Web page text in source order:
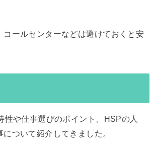
コールセンターなどは避けておくと安
性や仕事選びのポイント、HSPの人
ついて紹介してきました。